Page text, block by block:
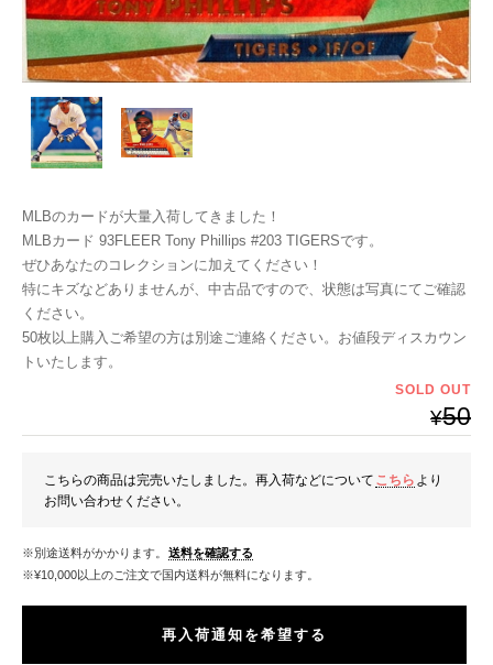
MLBのカードが大量入荷してきました！
MLBカード 93FLEER Tony Phillips #203 TIGERSです。
ぜひあなたのコレクションに加えてください！
特にキズなどありませんが、中古品ですので、状態は写真にてご確認
ください。
50枚以上購入ご希望の方は別途ご連絡ください。お値段ディスカウン
トいたします。
SOLD OUT
¥50
こちらの商品は完売いたしました。再入荷などについて こちら より
お問い合わせください。
※別途送料がかかります。 送料を確認する
※¥10,000以上のご注文で国内送料が無料になります。
再入荷通知を希望する